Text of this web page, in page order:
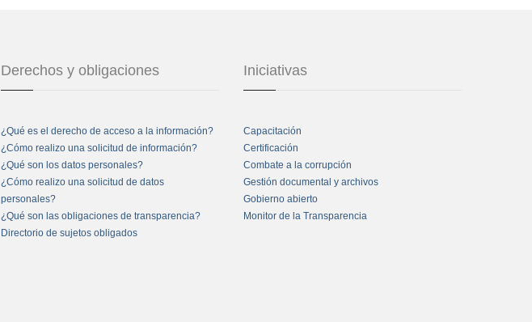
Derechos y obligaciones
¿Qué es el derecho de acceso a la información?
¿Cómo realizo una solicitud de información?
¿Qué son los datos personales?
¿Cómo realizo una solicitud de datos
personales?
¿Qué son las obligaciones de transparencia?
Directorio de sujetos obligados
Iniciativas
Capacitación
Certificación
Combate a la corrupción
Gestión documental y archivos
Gobierno abierto
Monitor de la Transparencia